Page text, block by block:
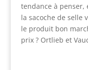
tendance à penser,
la sacoche de selle
le produit bon
prix ? Ortlieb et